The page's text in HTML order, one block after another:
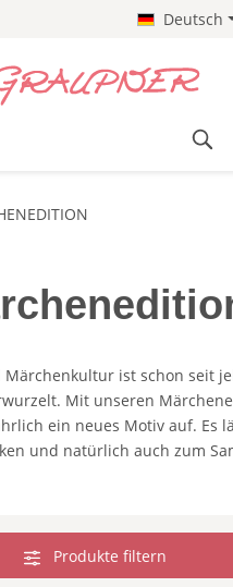
Deutsch
Märchenkultur ist schon seit
Mit unseren
ein neues Motiv auf. Es
und natürlich auch zum
Produkte filtern